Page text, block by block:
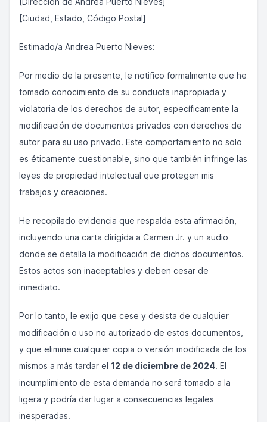
[Ciudad, Estado, Código Postal]
Estimado/a Andrea Puerto Nieves:
Por medio de la presente, le notifico formalmente que he
tomado conocimiento de su conducta inapropiada y
violatoria de los derechos de autor, específicamente la
modificación de documentos privados con derechos de
autor para su uso privado. Este comportamiento no solo
es éticamente cuestionable, sino que también infringe las
leyes de propiedad intelectual que protegen mis
trabajos y creaciones.
He recopilado evidencia que respalda esta afirmación,
incluyendo una carta dirigida a Carmen Jr. y un audio
donde se detalla la modificación de dichos documentos.
Estos actos son inaceptables y deben cesar de
inmediato.
Por lo tanto, le exijo que cese y desista de cualquier
modificación o uso no autorizado de estos documentos,
y que elimine cualquier copia o versión modificada de los
mismos a más tardar el 12 de diciembre de 2024. El
incumplimiento de esta demanda no será tomado a la
ligera y podría dar lugar a consecuencias legales
inesperadas.